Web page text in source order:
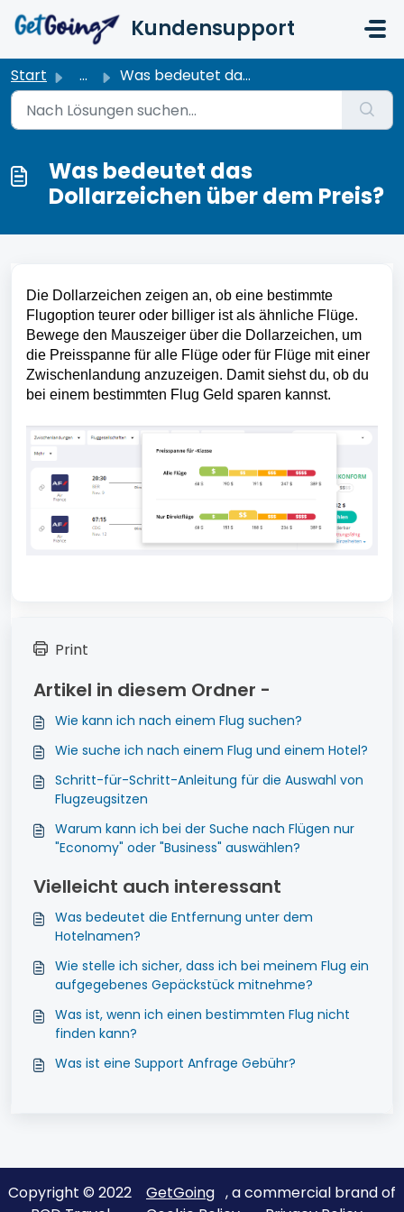
Kundensupport
Start ... Was bedeutet das Dollarzeichen über dem Preis?
Was bedeutet das
Dollarzeichen über dem Preis?
Die Dollarzeichen zeigen an, ob eine bestimmte
Flugoption teurer oder billiger ist als ähnliche Flüge.
Bewege den Mauszeiger über die Dollarzeichen, um
die Preisspanne für alle Flüge oder für Flüge mit einer
Zwischenlandung anzuzeigen. Damit siehst du, ob du
bei einem bestimmten Flug Geld sparen kannst.
Print
Artikel in diesem Ordner -
Wie kann ich nach einem Flug suchen?
Wie suche ich nach einem Flug und einem Hotel?
Schritt-für-Schritt-Anleitung für die Auswahl von
Flugzeugsitzen
Warum kann ich bei der Suche nach Flügen nur
"Economy" oder "Business" auswählen?
Vielleicht auch interessant
Was bedeutet die Entfernung unter dem
Hotelnamen?
Wie stelle ich sicher, dass ich bei meinem Flug ein
aufgegebenes Gepäckstück mitnehme?
Was ist, wenn ich einen bestimmten Flug nicht
finden kann?
Was ist eine Support Anfrage Gebühr?
Copyright © 2022 GetGoing , a commercial brand of